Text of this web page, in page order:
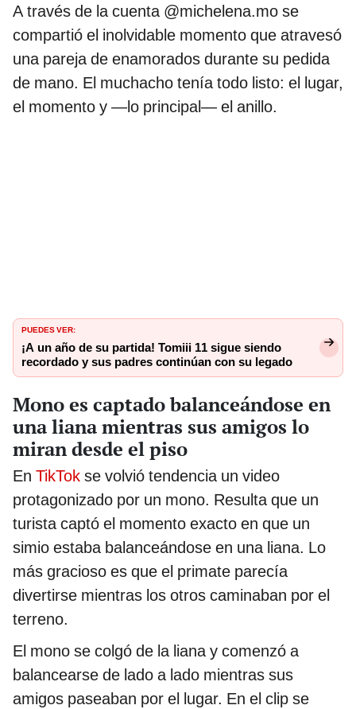
A través de la cuenta @michelena.mo se
compartió el inolvidable momento que atravesó
una pareja de enamorados durante su pedida
de mano. El muchacho tenía todo listo: el lugar,
el momento y —lo principal— el anillo.
PUEDES VER:
¡A un año de su partida! Tomiii 11 sigue siendo
recordado y sus padres continúan con su legado
Mono es captado balanceándose en
una liana mientras sus amigos lo
miran desde el piso
En TikTok se volvió tendencia un video
protagonizado por un mono. Resulta que un
turista captó el momento exacto en que un
simio estaba balanceándose en una liana. Lo
más gracioso es que el primate parecía
divertirse mientras los otros caminaban por el
terreno.
El mono se colgó de la liana y comenzó a
balancearse de lado a lado mientras sus
amigos paseaban por el lugar. En el clip se